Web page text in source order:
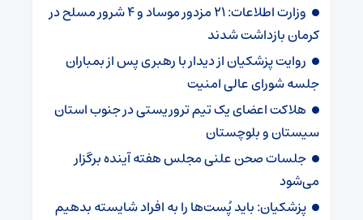
وزارت اطلاعات: ۲۱ مزدور موساد و ۴ شرور مسلح در
کرمان بازداشت شدند
روایت پزشکیان از دیدار با رهبری پس از بمباران
جلسه شورای عالی امنیت
هلاکت اعضای یک تیم تروریستی در جنوب استان
سیستان و بلوچستان
جلسات صحن علنی مجلس هفته آینده برگزار
می‌شود
پزشکیان: باید پُست‌ها را به افراد شایسته بدهیم